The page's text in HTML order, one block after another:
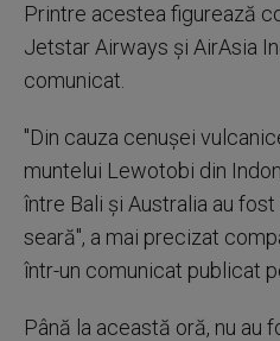
Printre acestea figurează
Jetstar Airways şi AirAsia
comunicat.
''Din cauza cenuşei
muntelui Lewotobi din
între Bali şi Australia au
seară'', a mai precizat
într-un comunicat publicat
Până la această oră, nu au